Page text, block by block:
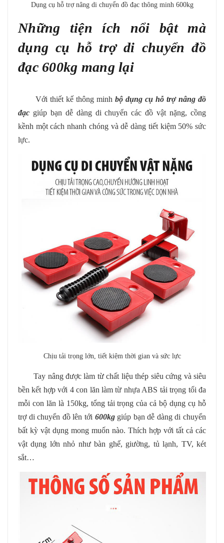
Dụng cụ hỗ trợ nâng di chuyển đồ đạc thông minh 600kg
Những tiện ích nổi bật mà
dụng cụ hỗ trợ di chuyển đồ
đạc 600kg mang lại
Với thiết kế thông minh bộ dụng cụ hỗ trợ nâng đồ
đạc giúp bạn dễ dàng di chuyển các đồ vật nặng, cồng
kềnh một cách nhanh chóng và dễ dàng tiết kiệm 50% sức
lực.
Chịu tải trọng lớn, tiết kiệm thời gian và sức lực
Tay nâng được làm từ chất liệu thép siêu cứng và siêu
bền kết hợp với 4 con lăn làm từ nhựa ABS tải trọng tối đa
mỗi con lăn là 150kg, tổng tải trọng của cả bộ dụng cụ hỗ
trợ di chuyển đồ lên tới 600kggiúp bạn dễ dàng di chuyển
bất kỳ vật dụng mong muốn nào. Thích hợp với tất cả các
vật dụng lớn nhỏ như bàn ghế, giường, tủ lạnh, TV, két
sắt…